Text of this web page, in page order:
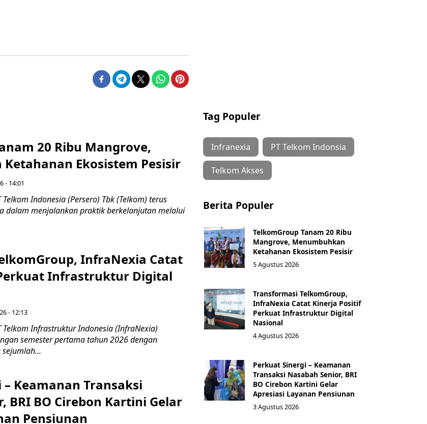
20 Ribu Mangrove,
Ekosistem Pesisir
- 14:01
Telkom Indonesia (Persero) Tbk (Telkom) terus
dalam menjalankan praktik berkelanjutan melalui
InfraNexia Catat
Infrastruktur Digital
- 12:13
Telkom Infrastruktur Indonesia (InfraNexia)
semester pertama tahun 2026 dengan
Keamanan Transaksi
BRI BO Cirebon Kartini Gelar
Pensiunan
Tag Populer
Infranexia PT Telkom Indonsia
Telkom Akses
Berita Populer
TelkomGroup Tanam 20 Ribu
Mangrove, Menumbuhkan
Ketahanan Ekosistem Pesisir
5 Agustus 2026
Transformasi TelkomGroup,
InfraNexia Catat Kinerja Positif
Perkuat Infrastruktur Digital
Nasional
4 Agustus 2026
Perkuat Sinergi – Keamanan
Transaksi Nasabah Senior, BRI
BO Cirebon Kartini Gelar
Apresiasi Layanan Pensiunan
3 Agustus 2026